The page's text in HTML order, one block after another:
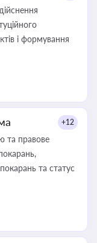
і формування
+12
та правове
та статус